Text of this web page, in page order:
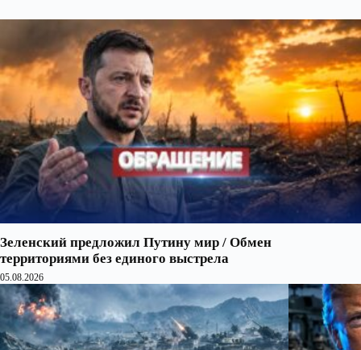
Зеленский предложил Путину мир / Обмен
территориями без единого выстрела
05.08.2026